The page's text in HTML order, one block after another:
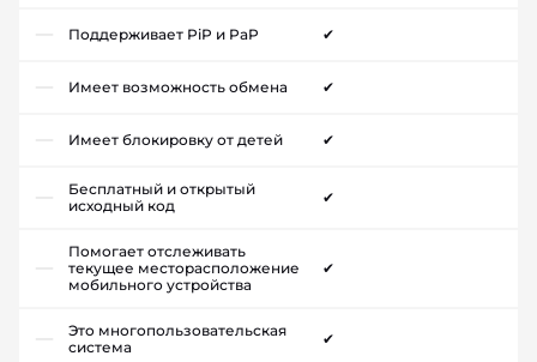
Поддерживает PiP и PaP ✔
Имеет возможность обмена ✔
Имеет блокировку от детей ✔
Бесплатный и открытый
исходный код
✔
Помогает отслеживать
текущее месторасположение
мобильного устройства
✔
Это многопользовательская
система
✔